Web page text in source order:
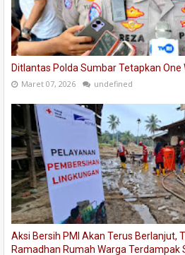
Ditlantas Polda Sumbar Tetapkan One
Maret 07, 2026 undefined
Aksi Bersih PMI Akan Terus Berlanjut,
Ramadhan Rumah Warga Terdampak